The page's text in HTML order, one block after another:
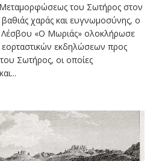
Μεταμορφώσεως του Σωτήρος στον
χαράς και ευγνωμοσύνης, ο
«Ο Μωριάς» ολοκλήρωσε
εορταστικών εκδηλώσεων προς
Σωτήρος, οι οποίες